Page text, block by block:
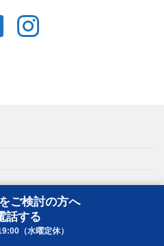
ご検討の方へ
話する
（水曜定休）